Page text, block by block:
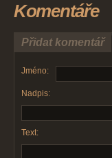
Komentáře
Přidat komentář
Jméno:
Nadpis:
Text: